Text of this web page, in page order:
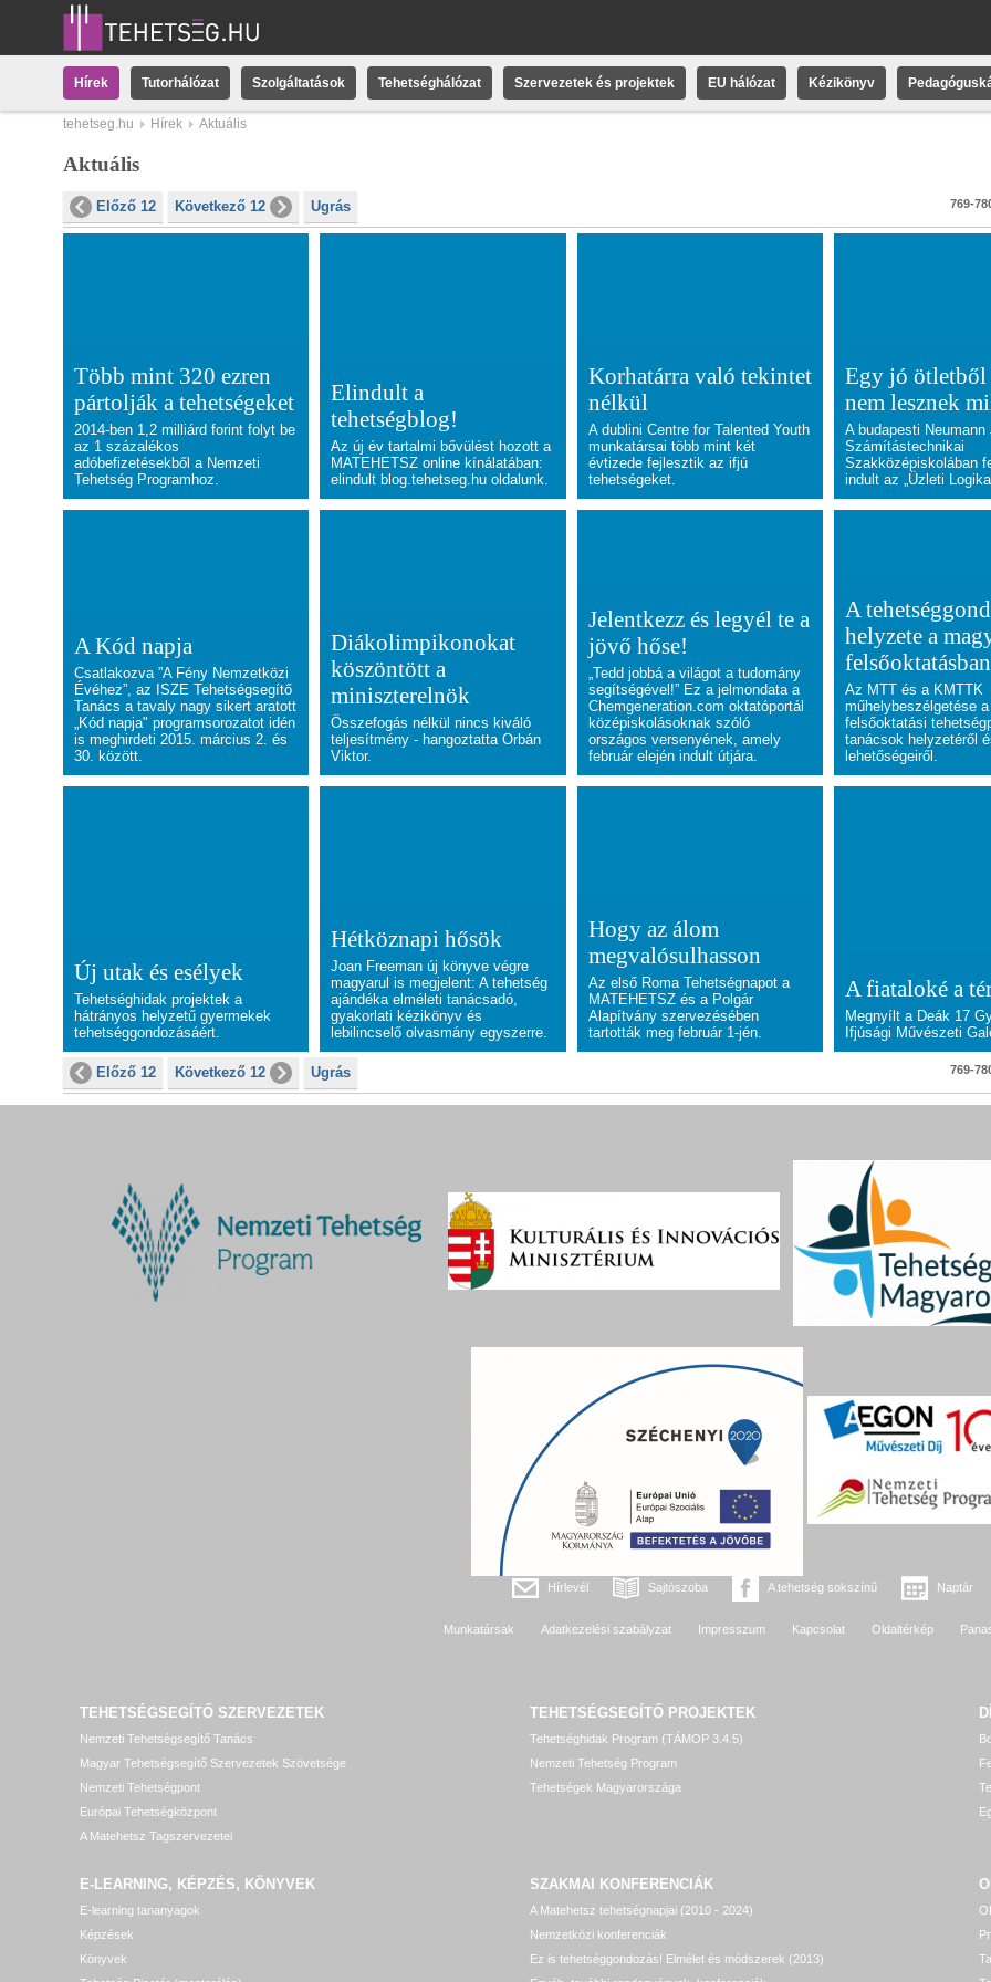
Hírek Tutorhálózat Szolgáltatások Tehetséghálózat Szervezetek és projektek EU hálózat Kézikönyv
tehetseg.hu Hírek Aktuális
Aktuális
Előző 12 Következő 12 Ugrás 769-
Több mint 320 ezren
pártolják a tehetségeket
2014-ben 1,2 milliárd forint folyt be
az 1 százalékos
adóbefizetésekből a Nemzeti
Tehetség Programhoz.
Elindult a
tehetségblog!
Az új év tartalmi bővülést hozott a
MATEHETSZ online kínálatában:
elindult blog.tehetseg.hu oldalunk.
Korhatárra való tekintet
nélkül
A dublini Centre for Talented Youth
munkatársai több mint két
évtizede fejlesztik az ifjú
tehetségeket.
Egy jó ötletből
nem lesznek
A budapesti Neumann
Számítástechnikai
Szakközépiskolában
indult az „Üzleti
A Kód napja
Csatlakozva ”A Fény Nemzetközi
Évéhez”, az ISZE Tehetségsegítő
Tanács a tavaly nagy sikert aratott
„Kód napja" programsorozatot idén
is meghirdeti 2015. március 2. és
30. között.
Diákolimpikonokat
köszöntött a
miniszterelnök
Összefogás nélkül nincs kiváló
teljesítmény - hangoztatta Orbán
Viktor.
Jelentkezz és legyél te a
jövő hőse!
„Tedd jobbá a világot a tudomány
segítségével!” Ez a jelmondata a
Chemgeneration.com oktatóportál
középiskolásoknak szóló
országos versenyének, amely
február elején indult útjára.
A
helyzete a
felsőoktatásban
Az MTT és a KMTTK
műhelybeszélgetése a
felsőoktatási
tanácsok helyzetéről
lehetőségeiről.
Új utak és esélyek
Tehetséghidak projektek a
hátrányos helyzetű gyermekek
tehetséggondozásáért.
Hétköznapi hősök
Joan Freeman új könyve végre
magyarul is megjelent: A tehetség
ajándéka elméleti tanácsadó,
gyakorlati kézikönyv és
lebilincselő olvasmány egyszerre.
Hogy az álom
megvalósulhasson
Az első Roma Tehetségnapot a
MATEHETSZ és a Polgár
Alapítvány szervezésében
tartották meg február 1-jén.
A fiataloké a
Megnyílt a Deák 17
Ifjúsági Művészeti
Előző 12 Következő 12 Ugrás 769-
Hírlevél Sajtószoba A tehetség sokszínű Naptár
Munkatársak Adatkezelési szabályzat Impresszum Kapcsolat Oldaltérkép
TEHETSÉGSEGÍTŐ SZERVEZETEK
Nemzeti Tehetségsegítő Tanács
Magyar Tehetségsegítő Szervezetek Szövetsége
Nemzeti Tehetségpont
Európai Tehetségközpont
A Matehetsz Tagszervezetei
TEHETSÉGSEGÍTŐ PROJEKTEK
Tehetséghidak Program (TÁMOP 3.4.5)
Nemzeti Tehetség Program
Tehetségek Magyarországa
E-LEARNING, KÉPZÉS, KÖNYVEK
E-learning tananyagok
Képzések
Könyvek
SZAKMAI KONFERENCIÁK
A Matehetsz tehetségnapjai (2010 - 2024)
Nemzetközi konferenciák
Ez is tehetséggondozás! Elmélet és módszerek (2013)